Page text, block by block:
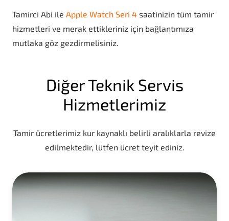
Tamirci Abi ile Apple Watch Seri 4 saatinizin tüm tamir
hizmetleri ve merak ettikleriniz için bağlantımıza
mutlaka göz gezdirmelisiniz.
Diğer Teknik Servis
Hizmetlerimiz
Tamir ücretlerimiz kur kaynaklı belirli aralıklarla revize
edilmektedir, lütfen ücret teyit ediniz.